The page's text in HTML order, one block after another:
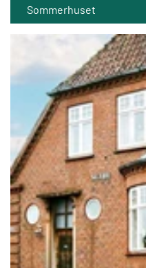
Sommerhuset